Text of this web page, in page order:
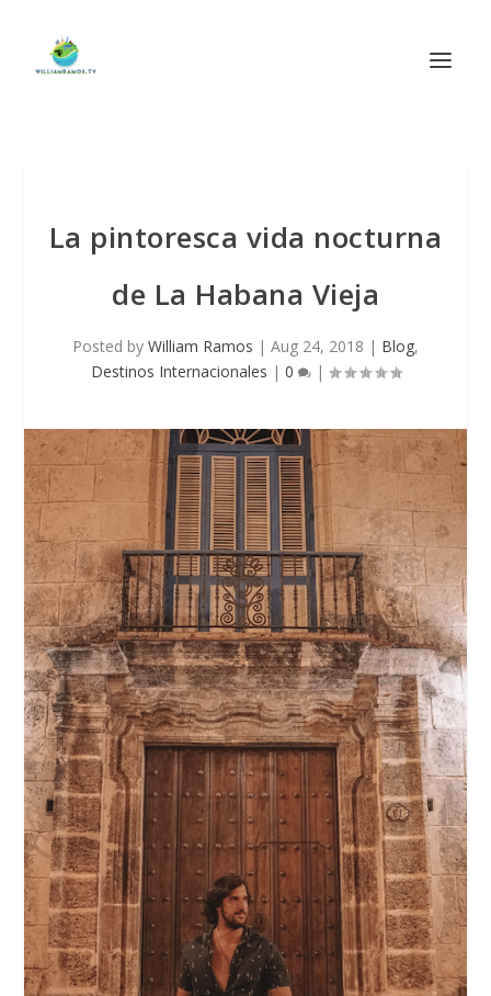
La pintoresca vida nocturna
de La Habana Vieja
Posted by William Ramos | Aug 24, 2018 | Blog,
Destinos Internacionales | 0 |